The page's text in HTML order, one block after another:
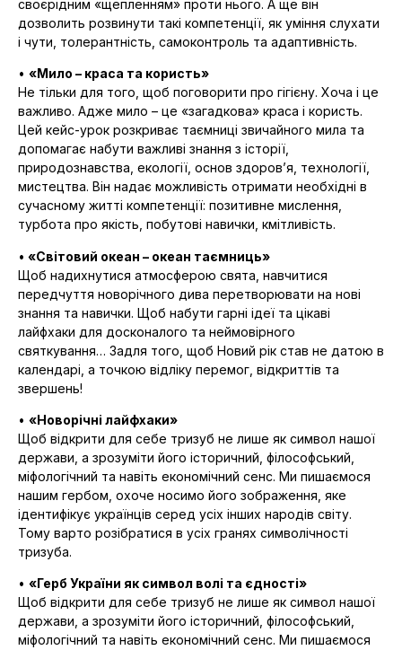
своєрідним «щепленням» проти нього. А ще він
дозволить розвинути такі компетенції, як уміння слухати
і чути, толерантність, самоконтроль та адаптивність.
• «Мило – краса та користь»
Не тільки для того, щоб поговорити про гігієну. Хоча і це
важливо. Адже мило – це «загадкова» краса і користь.
Цей кейс-урок розкриває таємниці звичайного мила та
допомагає набути важливі знання з історії,
природознавства, екології, основ здоров’я, технології,
мистецтва. Він надає можливість отримати необхідні в
сучасному житті компетенції: позитивне мислення,
турбота про якість, побутові навички, кмітливість.
• «Світовий океан – океан таємниць»
Щоб надихнутися атмосферою свята, навчитися
передчуття новорічного дива перетворювати на нові
знання та навички. Щоб набути гарні ідеї та цікаві
лайфхаки для досконалого та неймовірного
святкування… Задля того, щоб Новий рік став не датою в
календарі, а точкою відліку перемог, відкриттів та
звершень!
• «Новорічні лайфхаки»
Щоб відкрити для себе тризуб не лише як символ нашої
держави, а зрозуміти його історичний, філософський,
міфологічний та навіть економічний сенс. Ми пишаємося
нашим гербом, охоче носимо його зображення, яке
ідентифікує українців серед усіх інших народів світу.
Тому варто розібратися в усіх гранях символічності
тризуба.
• «Герб України як символ волі та єдності»
Щоб відкрити для себе тризуб не лише як символ нашої
держави, а зрозуміти його історичний, філософський,
міфологічний та навіть економічний сенс. Ми пишаємося